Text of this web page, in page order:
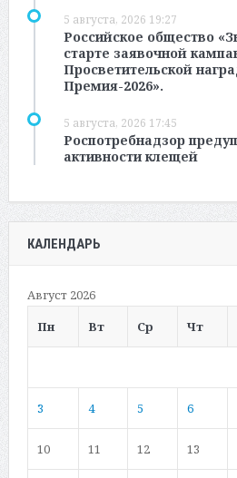
5 августа, 2026 19:27
Российское общество
старте заявочной
Просветительской
Премия-2026».
5 августа, 2026 17:45
Роспотребнадзор
активности клещей
КАЛЕНДАРЬ
Август 2026
Пн
Вт Ср Чт
3 4 5 6
10 11 12 13